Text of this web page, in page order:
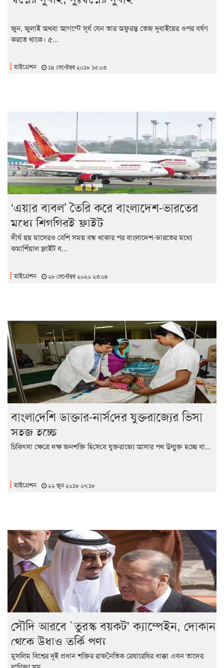
জুন, জুলাই অথবা আগস্টে সূর্য যেন তার অফুরন্ত তেজ দুবাইয়ের ওপর বর্ষণ
করতে থাকে। ৫...
মাইগ্রেশন ১৪ সেপ্টেম্বর ২০১৮ ১৫:০৩
‘এয়ার বাবল’ তৈরি করে বাংলাদেশ-ভারতের
মধ্যে শিগগিরই ফ্লাইট
দীর্ঘ ছয় মাসেরও বেশি সময় বন্ধ থাকার পর বাংলাদেশ-ভারতের মধ্যে
কমার্শিয়াল ফ্লাইট ব...
মাইগ্রেশন ২৮ সেপ্টেম্বর ২০২০ ২৩:০৪
ব‌াংলা‌দেশি ডাক্তার-নার্স‌দের যুক্তরাজ্যের ভিসা
সহজ হচ্ছে
চি‌কিৎসা ক্ষে‌ত্রে দক্ষ জনশ‌ক্তি হি‌সে‌বে যুক্তরাজ্যে আসার পথ উন্মুক্ত হ‌চ্ছে বা...
মাইগ্রেশন ২২ জুন ২০১৮ ০৭:১৮
সৌদি আরবে `তুরস্ক বয়কট' ক্যাম্পেইন, দোকান
থেকে উধাও তুর্কি পণ্য
মুসলিম বিশ্বের দুই প্রধান শক্তির রাজনৈতিক রেষারেষির ধাক্কা এখন তাদের